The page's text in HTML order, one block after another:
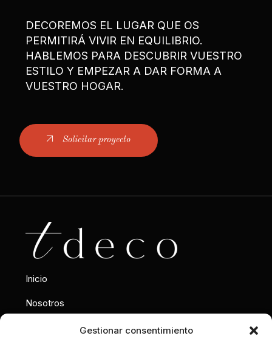
Gestionar consentimiento
DECOREMOS EL LUGAR QUE OS
PERMITIRÁ VIVIR EN EQUILIBRIO.
HABLEMOS PARA DESCUBRIR VUESTRO
ESTILO Y EMPEZAR A DAR FORMA A
VUESTRO HOGAR.
Solicitar proyecto
Inicio
Nosotros